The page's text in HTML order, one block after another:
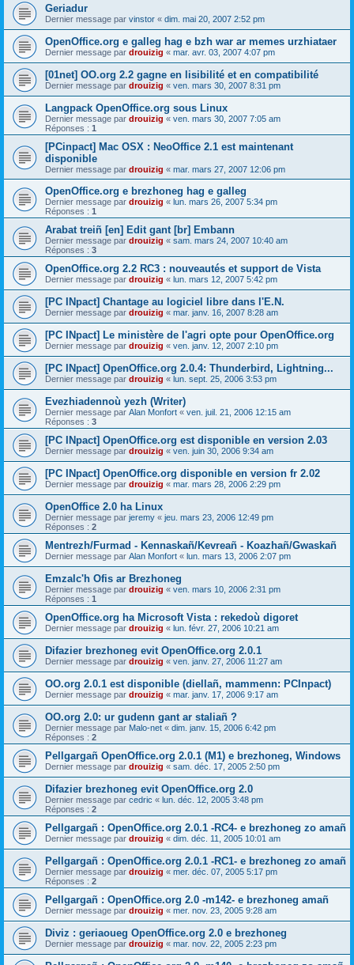
Geriadur
Dernier message par vinstor « dim. mai 20, 2007 2:52 pm
OpenOffice.org e galleg hag e bzh war ar memes urzhiataer
Dernier message par drouizig « mar. avr. 03, 2007 4:07 pm
[01net] OO.org 2.2 gagne en lisibilité et en compatibilité
Dernier message par drouizig « ven. mars 30, 2007 8:31 pm
Langpack OpenOffice.org sous Linux
Dernier message par drouizig « ven. mars 30, 2007 7:05 am
Réponses : 1
[PCinpact] Mac OSX : NeoOffice 2.1 est maintenant
disponible
Dernier message par drouizig « mar. mars 27, 2007 12:06 pm
OpenOffice.org e brezhoneg hag e galleg
Dernier message par drouizig « lun. mars 26, 2007 5:34 pm
Réponses : 1
Arabat treiñ [en] Edit gant [br] Embann
Dernier message par drouizig « sam. mars 24, 2007 10:40 am
Réponses : 3
OpenOffice.org 2.2 RC3 : nouveautés et support de Vista
Dernier message par drouizig « lun. mars 12, 2007 5:42 pm
[PC INpact] Chantage au logiciel libre dans l'E.N.
Dernier message par drouizig « mar. janv. 16, 2007 8:28 am
[PC INpact] Le ministère de l'agri opte pour OpenOffice.org
Dernier message par drouizig « ven. janv. 12, 2007 2:10 pm
[PC INpact] OpenOffice.org 2.0.4: Thunderbird, Lightning...
Dernier message par drouizig « lun. sept. 25, 2006 3:53 pm
Evezhiadennoù yezh (Writer)
Dernier message par Alan Monfort « ven. juil. 21, 2006 12:15 am
Réponses : 3
[PC INpact] OpenOffice.org est disponible en version 2.03
Dernier message par drouizig « ven. juin 30, 2006 9:34 am
[PC INpact] OpenOffice.org disponible en version fr 2.02
Dernier message par drouizig « mar. mars 28, 2006 2:29 pm
OpenOffice 2.0 ha Linux
Dernier message par jeremy « jeu. mars 23, 2006 12:49 pm
Réponses : 2
Mentrezh/Furmad - Kennaskañ/Kevreañ - Koazhañ/Gwaskañ
Dernier message par Alan Monfort « lun. mars 13, 2006 2:07 pm
Emzalc'h Ofis ar Brezhoneg
Dernier message par drouizig « ven. mars 10, 2006 2:31 pm
Réponses : 1
OpenOffice.org ha Microsoft Vista : rekedoù digoret
Dernier message par drouizig « lun. févr. 27, 2006 10:21 am
Difazier brezhoneg evit OpenOffice.org 2.0.1
Dernier message par drouizig « ven. janv. 27, 2006 11:27 am
OO.org 2.0.1 est disponible (diellañ, mammenn: PCInpact)
Dernier message par drouizig « mar. janv. 17, 2006 9:17 am
OO.org 2.0: ur gudenn gant ar staliañ ?
Dernier message par Malo-net « dim. janv. 15, 2006 6:42 pm
Réponses : 2
Pellgargañ OpenOffice.org 2.0.1 (M1) e brezhoneg, Windows
Dernier message par drouizig « sam. déc. 17, 2005 2:50 pm
Difazier brezhoneg evit OpenOffice.org 2.0
Dernier message par cedric « lun. déc. 12, 2005 3:48 pm
Réponses : 2
Pellgargañ : OpenOffice.org 2.0.1 -RC4- e brezhoneg zo amañ
Dernier message par drouizig « dim. déc. 11, 2005 10:01 am
Pellgargañ : OpenOffice.org 2.0.1 -RC1- e brezhoneg zo amañ
Dernier message par drouizig « mer. déc. 07, 2005 5:17 pm
Réponses : 2
Pellgargañ : OpenOffice.org 2.0 -m142- e brezhoneg amañ
Dernier message par drouizig « mer. nov. 23, 2005 9:28 am
Diviz : geriaoueg OpenOffice.org 2.0 e brezhoneg
Dernier message par drouizig « mar. nov. 22, 2005 2:23 pm